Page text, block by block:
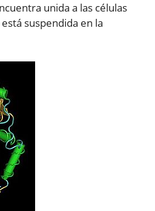
unida a las células
suspendida en la